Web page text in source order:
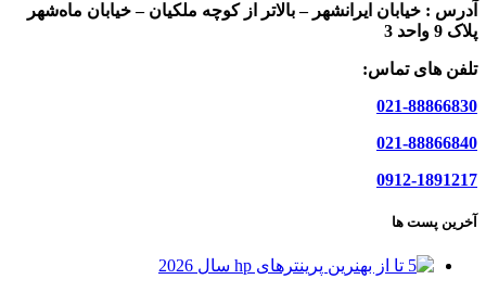
آدرس : خیابان ایرانشهر – بالاتر از کوچه ملکیان – خیابان ماه‌شهر
پلاک 9 واحد 3
تلفن های تماس:
021-88866830
021-88866840
0912-1891217
آخرین پست ها